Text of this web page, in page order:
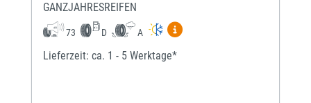
GANZJAHRESREIFEN
73 D A
Mehr Informationen zum
Lieferzeit: ca. 1 - 5 Werktage*